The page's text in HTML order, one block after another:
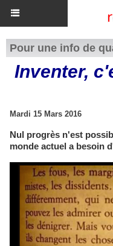
Pour une info de
Inventer,
Mardi 15 Mars 2016
​Nul progrès n'est
monde actuel a besoin